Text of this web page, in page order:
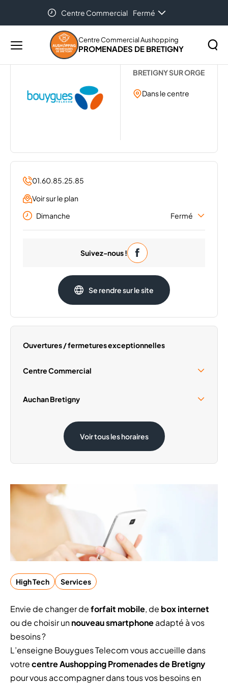
Centre Commercial Fermé
Menu
principal
Centre Commercial Aushopping
PROMENADES DE BRETIGNY
... CLUB BOUYGUES TELECOM
BRETIGNY SUR ORGE
Dans le centre
01.60.85.25.85
Voir sur le plan
Dimanche
Fermé
09:30 - 20:00
09:30 - 20:00
09:30 - 20:00
Vendredi
09:30 - 20:00
Suivez-nous !
Se rendre sur le site
Ouvertures / fermetures exceptionnelles
Centre Commercial
Samedi 15 Août
Auchan Bretigny
Samedi 15 Août 08:30 - 20:00
Voir tous les horaires
High Tech Services
Envie de changer deforfait mobile, de box internet
ou de choisir unnouveau smartphoneadapté à vos
besoins ?
L’enseigne Bouygues Telecom vous accueille dans
votrecentre Aushopping Promenades de Bretigny
pour vous accompagner dans tous vos besoins en